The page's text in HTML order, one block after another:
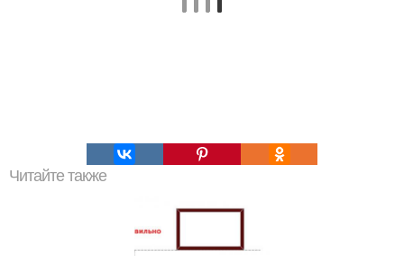
Читайте также